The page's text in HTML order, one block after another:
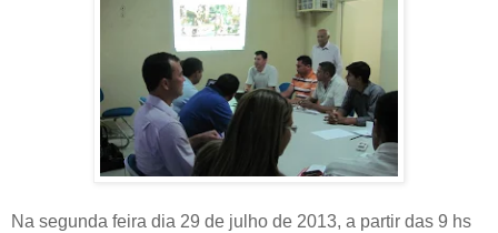
Na segunda feira dia 29 de julho de 2013, a partir das 9 hs